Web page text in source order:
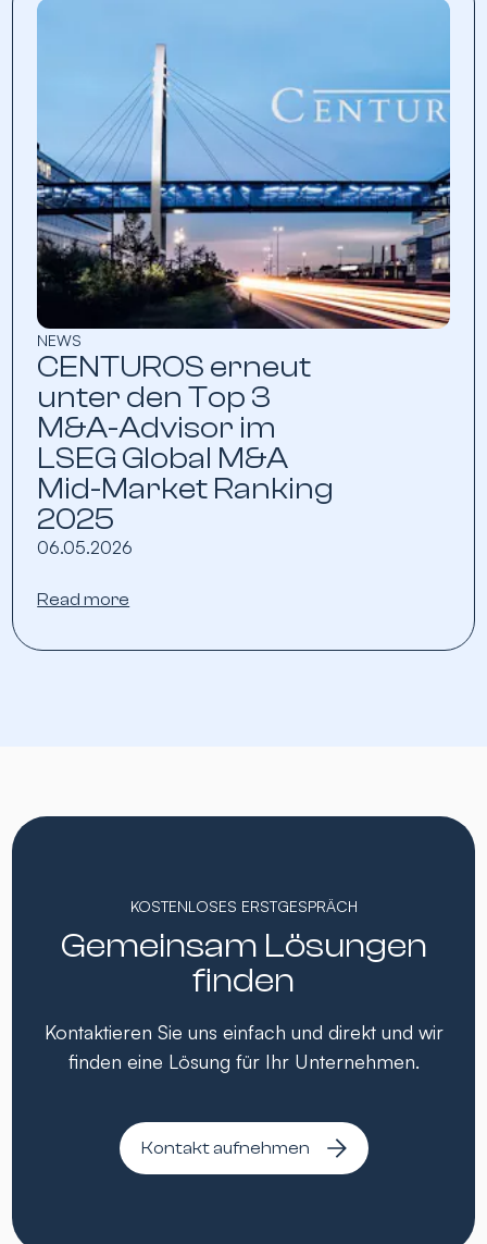
NEWS
CENTUROS erneut
unter den Top 3
M&A-Advisor im
LSEG Global M&A
Mid-Market Ranking
2025
06.05.2026
Read more
KOSTENLOSES ERSTGESPRÄCH
Gemeinsam Lösungen
finden
Kontaktieren Sie uns einfach und direkt und wir
finden eine Lösung für Ihr Unternehmen.
Kontakt aufnehmen